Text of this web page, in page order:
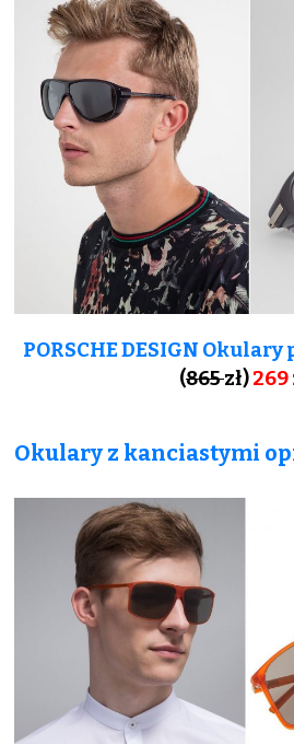
PORSCHE DESIGN
(865zł)269
Okulary z kanciastymi